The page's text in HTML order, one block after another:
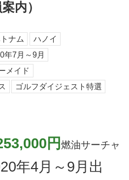
内）
ナム
ハノイ
年7月～9月
メイド
ゴルフダイジェスト特選
円 燃油サーチャ
年4月～9月出